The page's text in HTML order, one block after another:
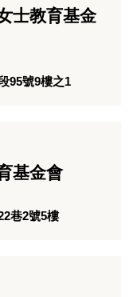
士教育基金
95號9樓之1
基金會
巷2號5樓